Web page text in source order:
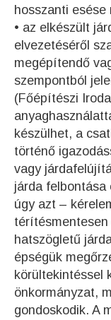
hosszanti
• az elkészült
elvezetéséről
megépítendő
szempontból
(Főépítészi
készülhet, a
történő
vagy
járda
úgy azt –
hatszögletű
épségük
körültekintéssel
önkormányzat,
gondoskodik. A